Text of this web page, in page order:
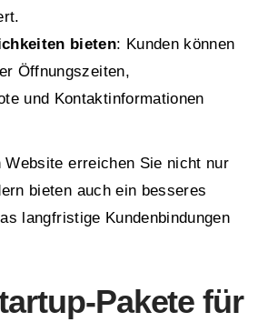
bieten: Kunden können
Öffnungszeiten,
und Kontaktinformationen
Website erreichen Sie nicht nur
bieten auch ein besseres
langfristige Kundenbindungen
Pakete für